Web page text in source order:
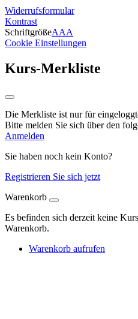
Widerrufsformular
Kontrast
SchriftgrößeAAA
Cookie Einstellungen
Kurs-Merkliste
Die Merkliste ist nur für
Bitte melden Sie sich über den
Anmelden
Sie haben noch kein Konto?
Registrieren Sie sich jetzt
Warenkorb
Es befinden sich derzeit keine
Warenkorb.
Warenkorb aufrufen